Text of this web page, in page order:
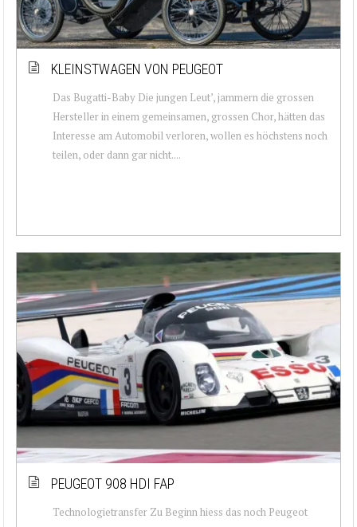
KLEINSTWAGEN VON PEUGEOT
Das Bugatti-Baby Die jungen Leut’, jammern die grossen
Hersteller in einem gemeinsamen, grossen Chor, hätten das
Interesse am Automobil verloren, wollen es höchstens noch
teilen, oder dann gar nicht....
PEUGEOT 908 HDI FAP
Technologietransfer Zu Beginn hiess das noch Peugeot